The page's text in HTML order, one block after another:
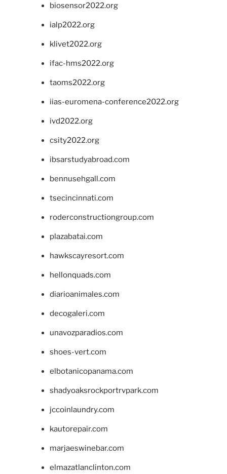
biosensor2022.org
ialp2022.org
klivet2022.org
ifac-hms2022.org
taoms2022.org
iias-euromena-conference2022.org
ivd2022.org
csity2022.org
ibsarstudyabroad.com
bennusehgall.com
tsecincinnati.com
roderconstructiongroup.com
plazabatai.com
hawkscayresort.com
hellonquads.com
diarioanimales.com
decogaleri.com
unavozparadios.com
shoes-vert.com
elbotanicopanama.com
shadyoaksrockportrvpark.com
jccoinlaundry.com
kautorepair.com
marjaeswinebar.com
elmazatlanclinton.com